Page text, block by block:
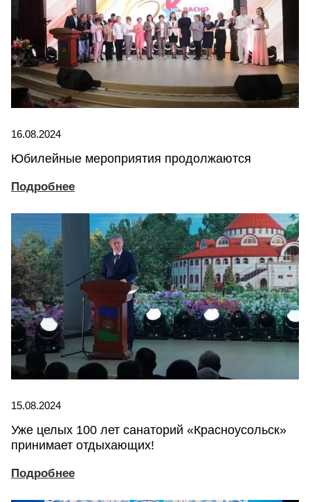
16.08.2024
Юбилейные мероприятия продолжаются
Подробнее
15.08.2024
Уже целых 100 лет санаторий «Красноусольск»
принимает отдыхающих!
Подробнее